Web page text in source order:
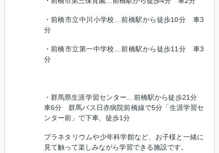
・前橋市立中川小学校…前橋駅から徒歩10分 車3
分
・前橋市立第一中学校…前橋駅から徒歩11 分 車3
分
・群馬県生涯学習センター…前橋駅から徒歩21分
車6分 群馬バス日赤病院前橋線で5分「生涯学習セ
ンター前」で下車、徒歩1分
プラネタリウムや少年科学館など、お子様と一緒に
見て触って楽しみながら学習できる施設です。